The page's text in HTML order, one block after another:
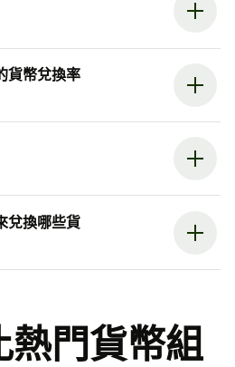
貨幣兌換率
兌換哪些貨
熱門貨幣組